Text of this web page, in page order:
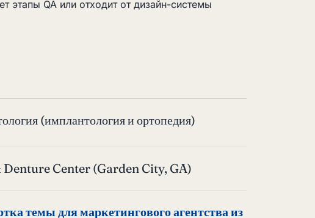
этапы QA или отходит от дизайн-системы
(имплантология и ортопедия)
Center (Garden City, GA)
темы для маркетингового агентства из